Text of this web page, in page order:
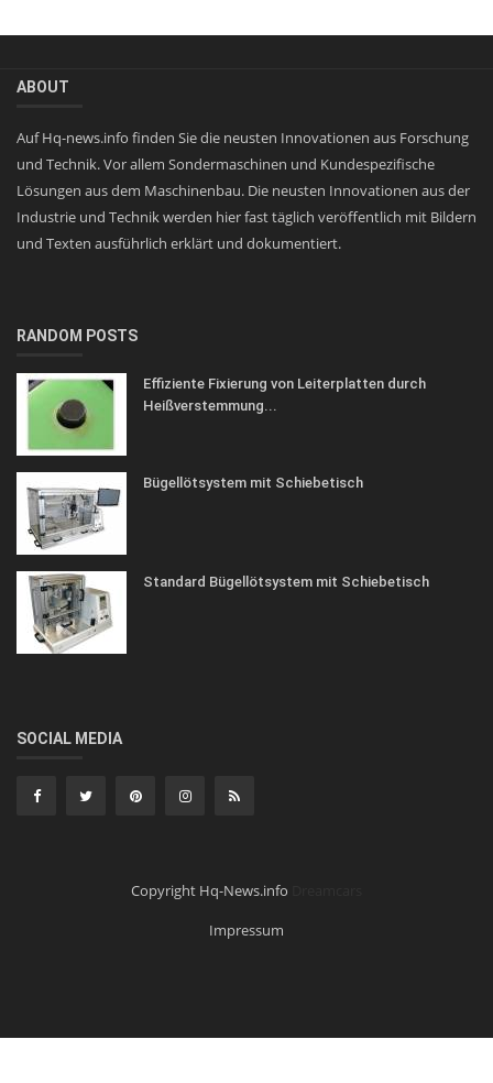
ABOUT
Auf Hq-news.info finden Sie die neusten Innovationen aus Forschung
und Technik. Vor allem Sondermaschinen und Kundespezifische
Lösungen aus dem Maschinenbau. Die neusten Innovationen aus der
Industrie und Technik werden hier fast täglich veröffentlich mit Bildern
und Texten ausführlich erklärt und dokumentiert.
RANDOM POSTS
Effiziente Fixierung von Leiterplatten durch
Heißverstemmung...
Bügellötsystem mit Schiebetisch
Standard Bügellötsystem mit Schiebetisch
SOCIAL MEDIA
Copyright Hq-News.info
Impressum